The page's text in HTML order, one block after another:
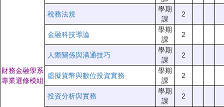
財務金融學系
專業選修模組
稅務法規
學期
課
2
金融科技導論
學期
課
2
人際關係與溝通技巧
學期
課
2
虛擬貨幣與數位投資實務
學期
課
2
投資分析與實務
學期
課
2